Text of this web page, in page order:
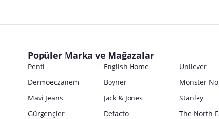
Posta Adresi
Marka
E Posta Adresi
Satıcı bilgi girişi yapmamıştır.
Satıcı bilgi girişi yapmamıştır.
Popüler Marka ve Mağazalar
Penti English Home
Unilever
Dermoeczanem
Boyner
Monster
Mavi Jeans
Jack & Jones
Stanley
Gürgençler
Defacto
The North